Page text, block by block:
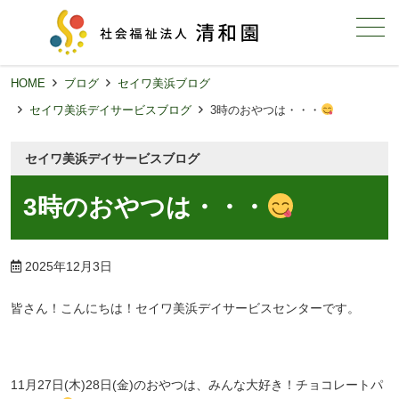
メニュー
HOME ブログ
セイワ美浜ブログ
セイワ美浜デイサービスブログ
3時のおやつは・・・
セイワ美浜デイサービスブログ
3時のおやつは・・・
2025年12月3日
皆さん！こんにちは！セイワ美浜デイサービスセンターです。
11月27日(木)28日(金)のおやつは、みんな大好き！チョコレートパ